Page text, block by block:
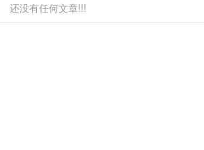
还没有任何文章!!!